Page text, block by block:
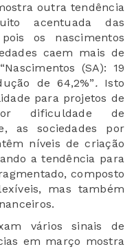
outra tendência
acentuada das
os nascimentos
caem mais de
“Nascimentos (SA): 19
de 64,2%”.Isto
para projetos de
dificuldade de
as sociedades por
níveis de criação
a tendência para
composto
mas também
vários sinais de
em março mostra